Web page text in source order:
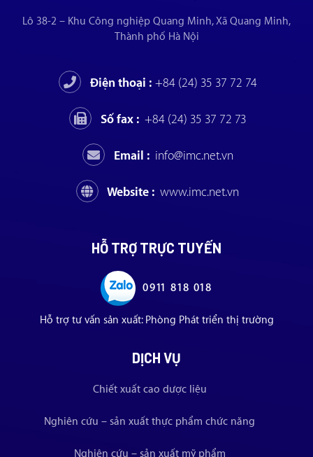
Lô 38-2 – Khu Công nghiệp Quang Minh, Xã Quang Minh,
Thành phố Hà Nội
Điện thoại : +84 (24) 35 37 72 74
Số fax : +84 (24) 35 37 72 73
Email : info@imc.net.vn
Website : www.imc.net.vn
HỖ TRỢ TRỰC TUYẾN
0911 818 018
Hỗ trợ tư vấn sản xuất: Phòng Phát triển thị trường
DỊCH VỤ
Chiết xuất cao dược liệu
Nghiên cứu – sản xuất thực phẩm chức năng
Nghiên cứu – sản xuất mỹ phẩm